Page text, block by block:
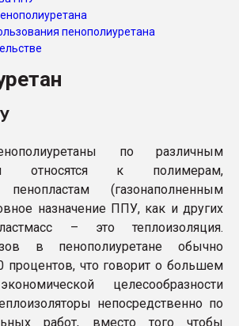
бутылок
пенополиуретана
по различным
относятся к полимерам,
(газонаполненным
назначение ППУ, как и других
– это теплоизоляция.
в пенополиуретане обычно
процентов, что говорит о большем
целесообразности
непосредственно по
работ, вместо того чтобы